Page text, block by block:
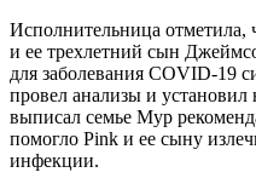
Исполнительница отметила,
и ее трехлетний сын
для заболевания COVID-19
провел анализы и
выписал семье Мур
помогло Pink и ее сыну
инфекции.